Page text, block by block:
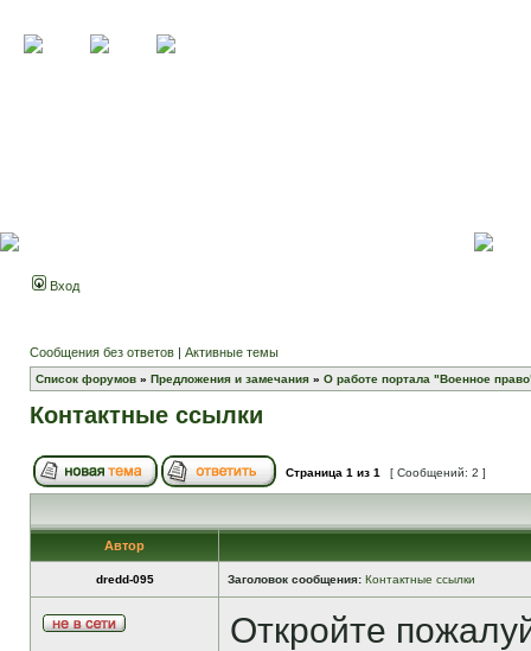
Вход
Сообщения без ответов | Активные темы
Список форумов » Предложения и замечания » О работе портала "Военное
Контактные ссылки
Страница 1 из 1 [ Сообщений: 2 ]
Автор
dredd-095 Заголовок сообщения: Контактные ссылки
Откройте